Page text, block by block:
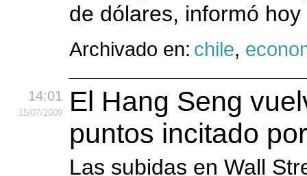
de dólares, informó
Archivado en: chile,
14:01
15/07/2009
El Hang Seng
puntos incitado
Las subidas en Wall